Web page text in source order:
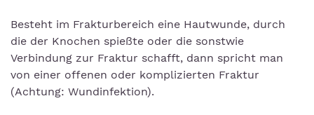
Besteht im Frakturbereich eine Hautwunde, durch
die der Knochen spießte oder die sonstwie
Verbindung zur Fraktur schafft, dann spricht man
von einer offenen oder komplizierten Fraktur
(Achtung: Wundinfektion).